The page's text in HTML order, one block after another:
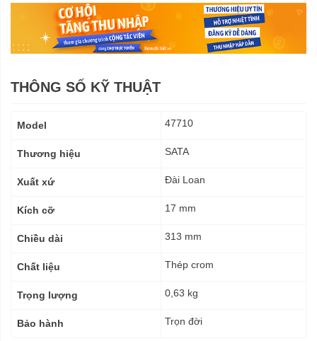
THÔNG SỐ KỸ THUẬT
kỹ
Model 47710
Thương hiệu SATA
Xuất xứ Đài Loan
Kích cỡ 17 mm
Chiều dài 313 mm
Chất liệu Thép crom
Trọng lượng 0,63 kg
Bảo hành Trọn đời